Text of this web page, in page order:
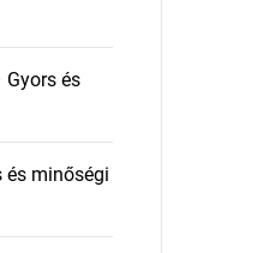
és
és minőségi